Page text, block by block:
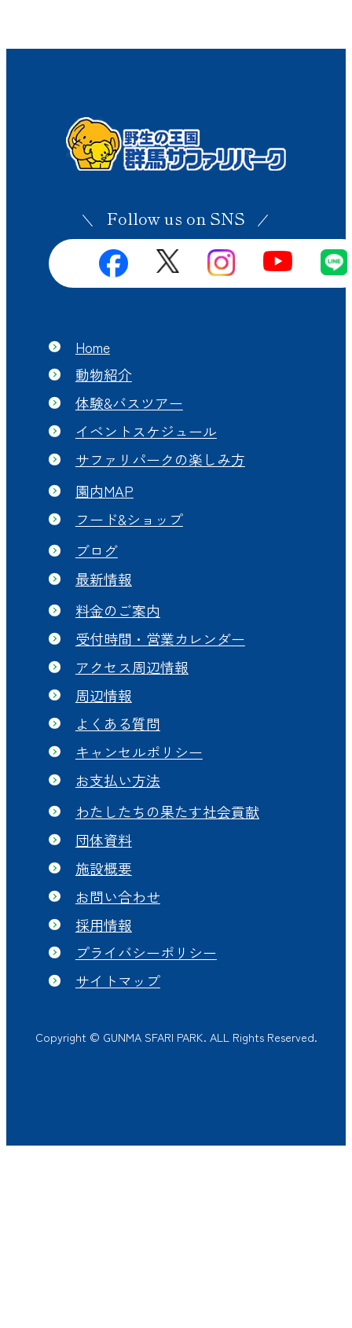
Follow us on SNS
Home
動物紹介
体験&バスツアー
イベントスケジュール
サファリパークの楽しみ方
園内MAP
フード&ショップ
ブログ
最新情報
料金のご案内
受付時間・営業カレンダー
アクセス周辺情報
周辺情報
よくある質問
キャンセルポリシー
お支払い方法
わたしたちの果たす社会貢献
団体資料
施設概要
お問い合わせ
採用情報
プライバシーポリシー
サイトマップ
Copyright © GUNMA SFARI PARK. ALL Rights Reserved.